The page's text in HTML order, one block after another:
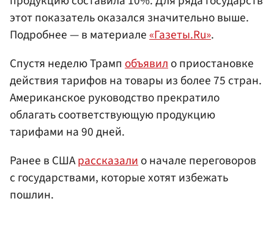
этот показатель оказался значительно выше.
Подробнее — в материале«Газеты.Ru».
Спустя неделю Трамп объявило приостановке
действия тарифов на товары из более 75 стран.
Американское руководство прекратило
облагать соответствующую продукцию
тарифами на 90 дней.
Ранее в СШАрассказалио начале переговоров
с государствами, которые хотят избежать
пошлин.